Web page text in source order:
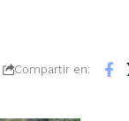
Compartir en: